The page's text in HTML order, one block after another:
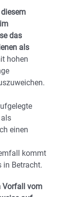
das
als
hohen
einen
kommt
in Betracht.
Vorfall vom